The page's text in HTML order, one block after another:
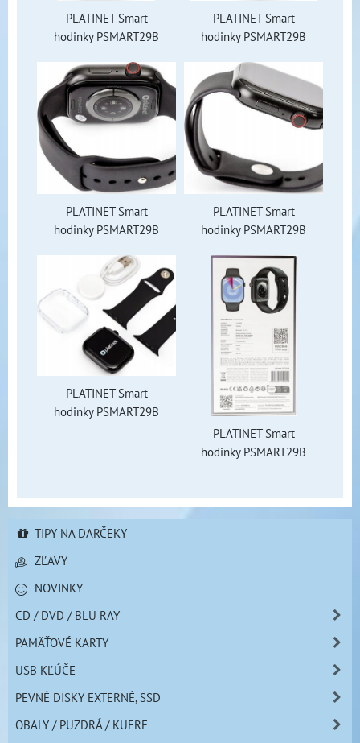
PLATINET Smart
hodinky PSMART29B
PLATINET Smart
hodinky PSMART29B
PLATINET Smart
hodinky PSMART29B
PLATINET Smart
hodinky PSMART29B
PLATINET Smart
hodinky PSMART29B
PLATINET Smart
hodinky PSMART29B
TIPY NA DARČEKY
ZĽAVY
NOVINKY
CD / DVD / BLU RAY
PAMÄŤOVÉ KARTY
USB KĽÚČE
PEVNÉ DISKY EXTERNÉ, SSD
OBALY / PUZDRÁ / KUFRE